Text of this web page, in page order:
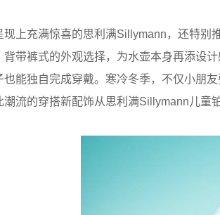
现上充满惊喜的思利满Sillymann，还特别
背带裤式的外观选择，为水壶本身再添设
也能独自完成穿戴。寒冷冬季，不仅小朋
潮流的穿搭新配饰从思利满Sillymann儿童